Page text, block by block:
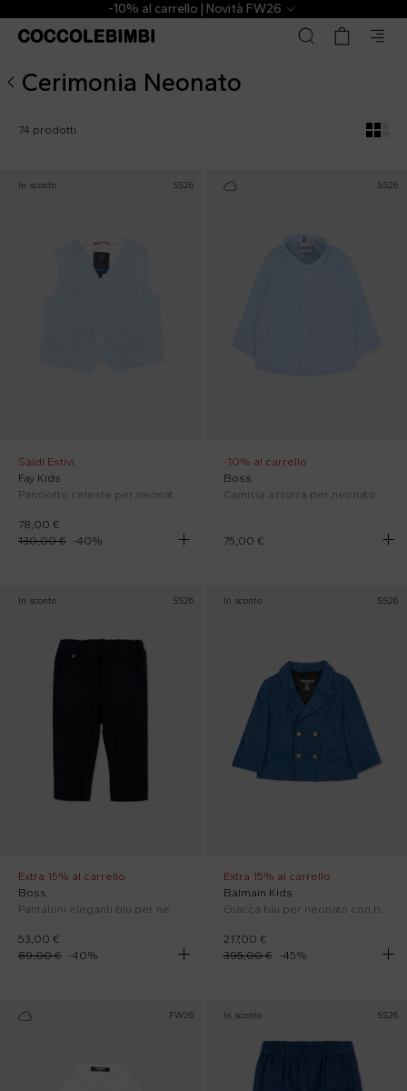
-10% al carrello | Novità FW26
Cerimonia Neonato
74 prodotti
In sconto SS26
Saldi Estivi
Fay Kids
78,00 €
130,00 € -40%
SS26
-10% al carrello
Boss
75,00 €
In sconto SS26
Extra 15% al carrello
Boss
Pantaloni eleganti blu per neonato
53,00 €
89,00 € -40%
In sconto SS26
Extra 15% al carrello
Balmain Kids
Giacca blu per neonato con bottoni oro
217,00 €
395,00 €
-45%
FW26 In sconto SS26
Cerimonia ▷ Neonato | CoccoleBimbi